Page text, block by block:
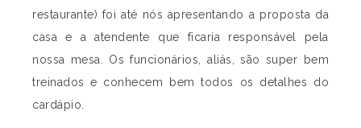
restaurante) foi até nós apresentando a proposta da
casa e a atendente que ficaria responsável pela
nossa mesa. Os funcionários, aliás, são super bem
treinados e conhecem bem todos os detalhes do
cardápio.